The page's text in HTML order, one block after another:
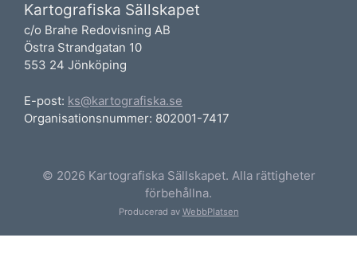
Kartografiska Sällskapet
c/o Brahe Redovisning AB
Östra Strandgatan 10
553 24 Jönköping
E-post: ks@kartografiska.se
Organisationsnummer: 802001-7417
© 2026 Kartografiska Sällskapet. Alla rättigheter
förbehållna.
Producerad av WebbPlatsen